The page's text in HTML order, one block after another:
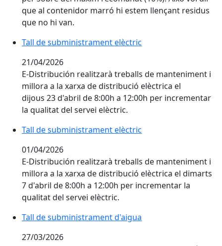
que al contenidor marró hi estem llençant residus
que no hi van.
Tall de subministrament elèctric
21/04/2026
E-Distribución realitzarà treballs de manteniment i
millora a la xarxa de distribució elèctrica el
dijous 23 d'abril de 8:00h a 12:00h per incrementar
la qualitat del servei elèctric.
Tall de subministrament elèctric
01/04/2026
E-Distribución realitzarà treballs de manteniment i
millora a la xarxa de distribució elèctrica el dimarts
7 d'abril de 8:00h a 12:00h per incrementar la
qualitat del servei elèctric.
Tall de subministrament d'aigua
27/03/2026